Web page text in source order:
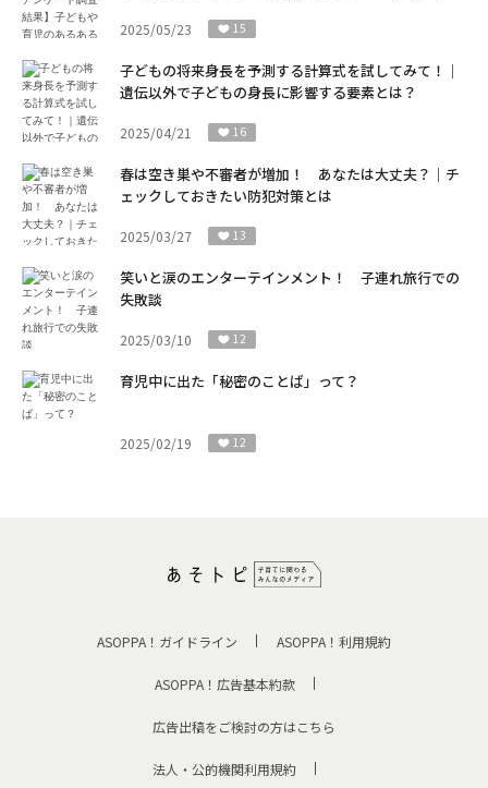
2025/05/23 15
子どもの将来身長を予測する計算式を試してみて！｜
遺伝以外で子どもの身長に影響する要素とは？
2025/04/21 16
春は空き巣や不審者が増加！ あなたは大丈夫？｜チ
ェックしておきたい防犯対策とは
2025/03/27 13
笑いと涙のエンターテインメント！ 子連れ旅行での
失敗談
2025/03/10 12
育児中に出た「秘密のことば」って？
2025/02/19 12
ASOPPA！ガイドライン ASOPPA！利用規約
ASOPPA！広告基本約款
広告出稿をご検討の方はこちら
法人・公的機関利用規約